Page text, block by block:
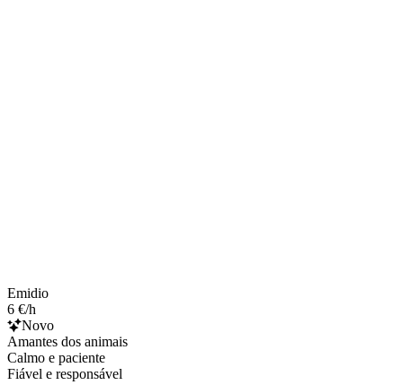
Emidio
6 €/h
Novo
Amantes dos animais
Calmo e paciente
Fiável e responsável